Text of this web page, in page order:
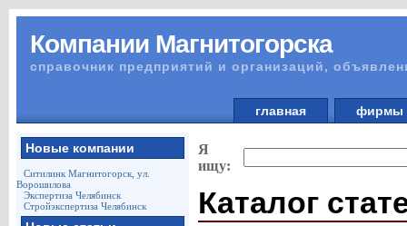
Компании Магнитогорска
справочник предприятий и организаций,
главная
Новые компании
Ситилинк Магнитогорск, ул.
Ворошилова
Экспертиза Челябинск
Стройэкспертиза Челябинск
Я
ищу:
Каталог